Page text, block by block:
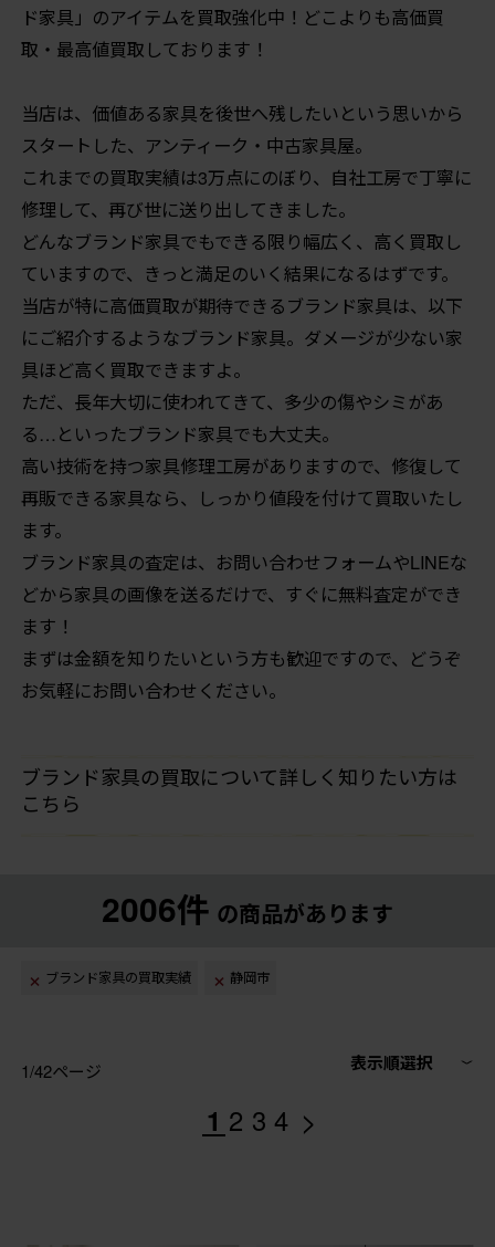
ド家具」のアイテムを買取強化中！どこよりも高価買
取・最高値買取しております！
当店は、価値ある家具を後世へ残したいという思いから
スタートした、アンティーク・中古家具屋。
これまでの買取実績は3万点にのぼり、自社工房で丁寧に
修理して、再び世に送り出してきました。
どんなブランド家具でもできる限り幅広く、高く買取し
ていますので、きっと満足のいく結果になるはずです。
当店が特に高価買取が期待できるブランド家具は、以下
にご紹介するようなブランド家具。ダメージが少ない家
具ほど高く買取できますよ。
ただ、長年大切に使われてきて、多少の傷やシミがあ
る…といったブランド家具でも大丈夫。
高い技術を持つ家具修理工房がありますので、修復して
再販できる家具なら、しっかり値段を付けて買取いたし
ます。
ブランド家具の査定は、お問い合わせフォームやLINEな
どから家具の画像を送るだけで、すぐに無料査定ができ
ます！
まずは金額を知りたいという方も歓迎ですので、どうぞ
お気軽にお問い合わせください。
ブランド家具の買取について詳しく知りたい方は
こちら
2006件 の商品があります
ブランド家具の買取実績 静岡市
1/42ページ 表示順選択
1 2 3 4 >